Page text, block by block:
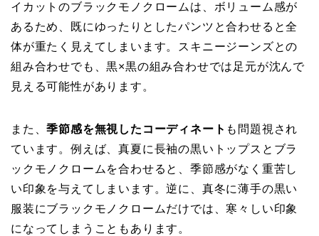
イカットのブラックモノクロームは、ボリューム感が
あるため、既にゆったりとしたパンツと合わせると全
体が重たく見えてしまいます。スキニージーンズとの
組み合わせでも、黒×黒の組み合わせでは足元が沈んで
見える可能性があります。
また、季節感を無視したコーディネート も問題視され
ています。例えば、真夏に長袖の黒いトップスとブラ
ックモノクロームを合わせると、季節感がなく重苦し
い印象を与えてしまいます。逆に、真冬に薄手の黒い
服装にブラックモノクロームだけでは、寒々しい印象
になってしまうこともあります。